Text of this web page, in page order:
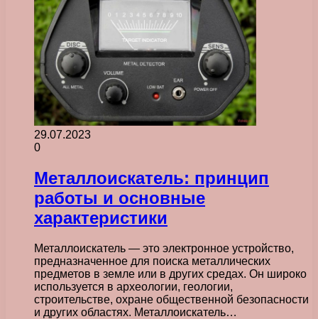
29.07.2023
0
Металлоискатель: принцип
работы и основные
характеристики
Металлоискатель — это электронное устройство,
предназначенное для поиска металлических
предметов в земле или в других средах. Он широко
используется в археологии, геологии,
строительстве, охране общественной безопасности
и других областях. Металлоискатель…